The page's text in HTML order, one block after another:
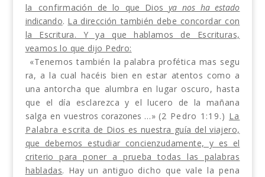
la confirmación de lo que Dios ya nos ha estado
indicando. La dirección también debe concordar con
la Escritura. Y ya que hablamos de Escrituras,
veamos lo que dijo Pedro:
«Tenemos también la palabra profética mas segu­
ra, a la cual hacéis bien en estar atentos como a
una antorcha que alumbra en lugar oscuro, hasta
que el día esclarezca y el lucero de la mañana
salga en vues­tros corazones …» (2 Pedro 1:19.) La
Palabra es­crita de Dios es nuestra guía del viajero,
que debemos estudiar concienzudamente, y es el
criterio para poner a prueba todas las palabras
habladas. Hay un antiguo dicho que vale la pena